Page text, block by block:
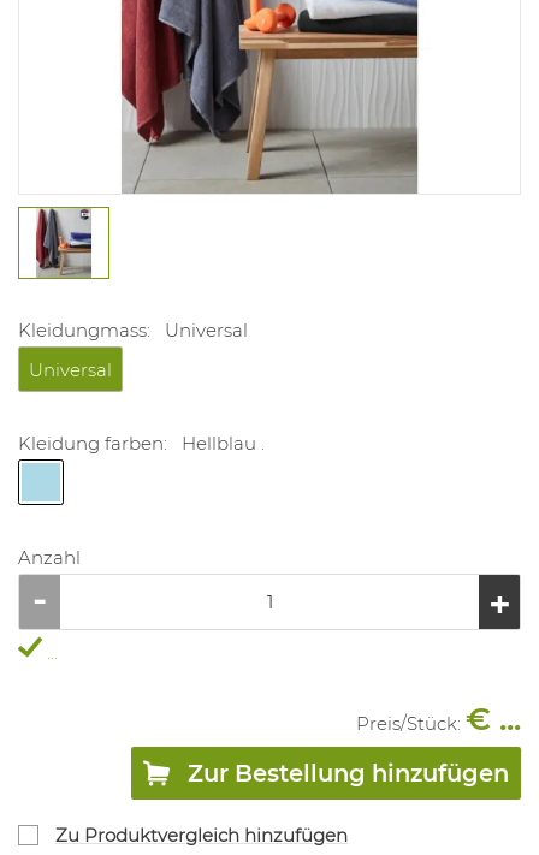
Kleidungmass:
Universal
Universal
Kleidung farben: Hellblau .
Anzahl
Preis/Stück: € ...
Zur Bestellung hinzufügen
Zu Produktvergleich hinzufügen